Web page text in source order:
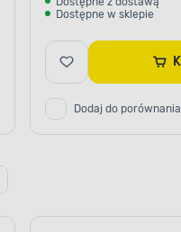
Dostępne w sklepie
Dodaj do porównania